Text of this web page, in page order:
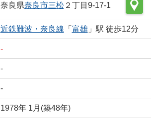
奈良県奈良市三松２丁目9-17-1
近鉄難波・奈良線 「 富雄」駅 徒歩12分
-
-
-
1978年 1月(築48年)